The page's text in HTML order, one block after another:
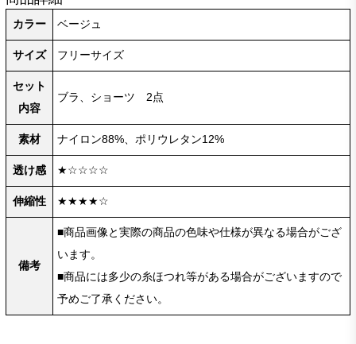
カラー ベージュ
サイズ フリーサイズ
セット
内容
ブラ、ショーツ 2点
素材 ナイロン88%、ポリウレタン12%
透け感 ★☆☆☆☆
伸縮性 ★★★★☆
備考
■商品画像と実際の商品の色味や仕様が異なる場合がござ
います。
■商品には多少の糸ほつれ等がある場合がございますので
予めご了承ください。